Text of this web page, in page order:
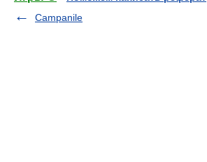
Campanile